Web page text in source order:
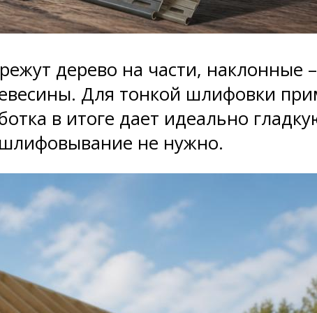
дерево на части,
Для тонкой шлифовки
в итоге дает идеально
не нужно.